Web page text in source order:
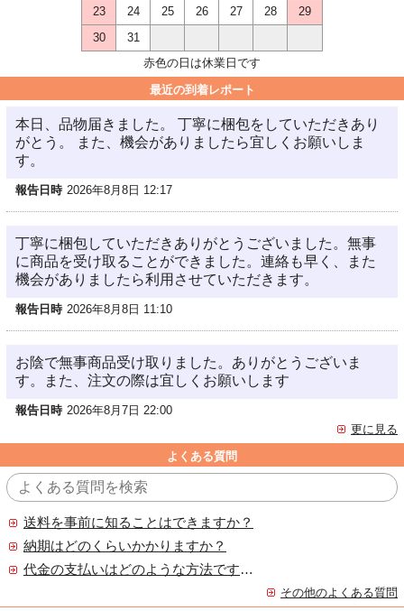
23
24 25 26 27 28
29
30
31
赤色の日は休業日です
最近の到着レポート
本日、品物届きました。 丁寧に梱包をしていただきあり
がとう。 また、機会がありましたら宜しくお願いしま
す。
報告日時 2026年8月8日 12:17
丁寧に梱包していただきありがとうございました。無事
に商品を受け取ることができました。連絡も早く、また
機会がありましたら利用させていただきます。
報告日時 2026年8月8日 11:10
お陰で無事商品受け取りました。ありがとうございま
す。また、注文の際は宜しくお願いします
報告日時 2026年8月7日 22:00
更に見る
よくある質問
送料を事前に知ることはできますか？
納期はどのくらいかかりますか？
代金の支払いはどのような方法ですか？
その他のよくある質問